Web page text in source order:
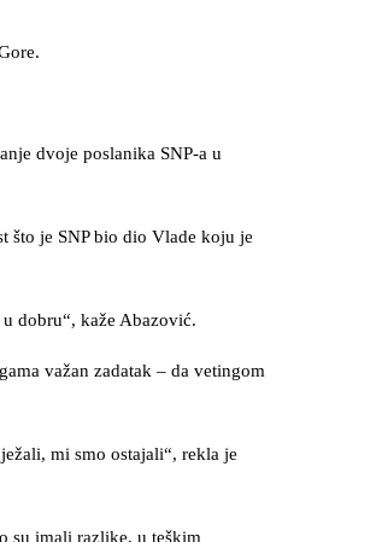
dvoje poslanika SNP-a u
što je SNP bio dio Vlade koju je
dobru“, kaže Abazović.
važan zadatak – da vetingom
mi smo ostajali“, rekla je
su imali razlike, u teškim